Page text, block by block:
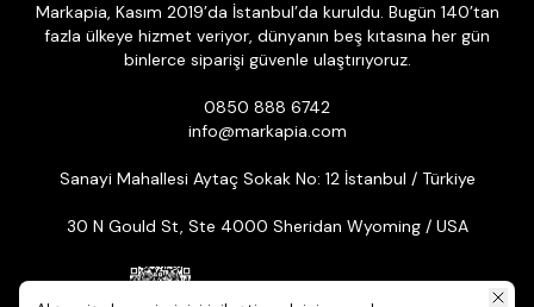
Markapia, Kasım 2019’da İstanbul’da kuruldu. Bugün 140’tan
fazla ülkeye hizmet veriyor, dünyanın beş kıtasına her gün
binlerce siparişi güvenle ulaştırıyoruz.
0850 888 6742
info@markapia.com
Sanayi Mahallesi Aytaç Sokak No: 12 İstanbul / Türkiye
30 N Gould St, Ste 4000 Sheridan Wyoming / USA